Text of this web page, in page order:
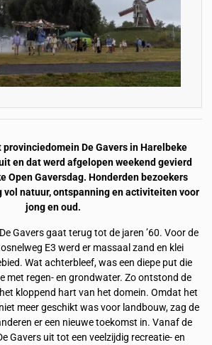
provinciedomein De Gavers in Harelbeke
en dat werd afgelopen weekend gevierd
Open Gaversdag. Honderden bezoekers
vol natuur, ontspanning en activiteiten voor
jong en oud.
Gavers gaat terug tot de jaren ’60. Voor de
E3 werd er massaal zand en klei
Wat achterbleef, was een diepe put die
met regen- en grondwater. Zo ontstond de
kloppend hart van het domein. Omdat het
meer geschikt was voor landbouw, zag de
er een nieuwe toekomst in. Vanaf de
Gavers uit tot een veelzijdig recreatie- en